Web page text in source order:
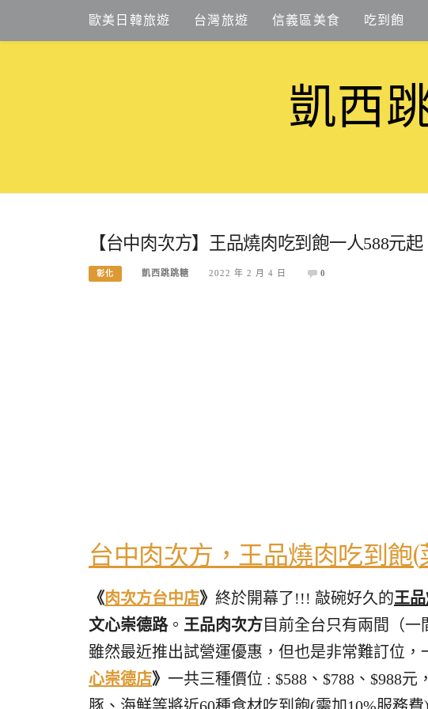
content
歐美日韓旅遊 台灣旅遊 信義區美食 吃到飽
凱西
【台中肉次方】王品燒肉吃到飽一人588元
彰化 凱西跳跳糖 2022 年 2 月 4 日 0
台中肉次方， 王品燒肉吃到飽(
《 肉次方台中店》 終於開幕了!!! 敲碗好久的王
文心崇德路。 王品肉次方目前全台只有兩間（一
雖然最近推出試營運優惠，但也是非常難訂位，
心崇德店》 一共三種價位 : $588、$788、$988